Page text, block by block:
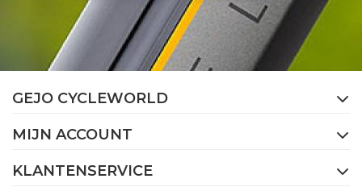
GEJO CYCLEWORLD
MIJN ACCOUNT
KLANTENSERVICE